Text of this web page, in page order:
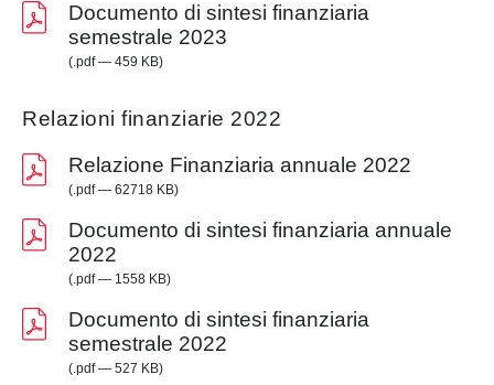
Documento di sintesi finanziaria
semestrale 2023
(.pdf — 459 KB)
Relazioni finanziarie 2022
Relazione Finanziaria annuale 2022
(.pdf — 62718 KB)
Documento di sintesi finanziaria annuale
2022
(.pdf — 1558 KB)
Documento di sintesi finanziaria
semestrale 2022
(.pdf — 527 KB)